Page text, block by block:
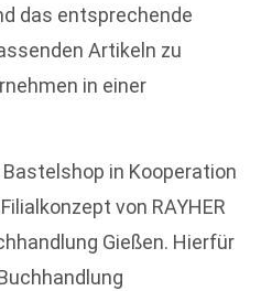
das entsprechende
Artikeln zu
in einer
in Kooperation
von RAYHER
Gießen. Hierfür